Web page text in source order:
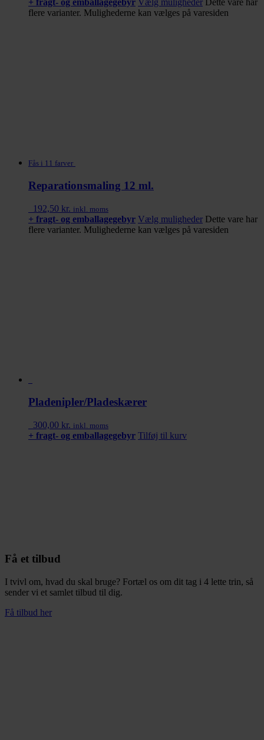
+ fragt- og emballagegebyr Vælg muligheder
Dette vare har
flere varianter. Mulighederne kan vælges på varesiden
Fås i 11 farver
Reparationsmaling 12 ml.
192,50 kr. inkl. moms
+ fragt- og emballagegebyr Vælg muligheder Dette vare har
flere varianter. Mulighederne kan vælges på varesiden
Pladenipler/Pladeskærer
300,00 kr. inkl. moms
+ fragt- og emballagegebyr Tilføj til kurv
Få et tilbud
I tvivl om, hvad du skal bruge? Fortæl os om dit tag i 4 lette trin, så
sender vi et samlet tilbud til dig.
Få tilbud her